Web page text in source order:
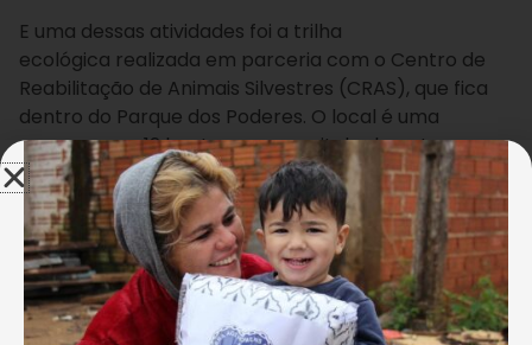
E uma dessas atividades foi a trilha
ecológica realizada em parceria com o Centro de
Reabilitação de Animais Silvestres (CRAS), que fica
dentro do Parque dos Poderes. O local é uma
reserva com 12 hectares na capital sul-mato-
grossense formado por mata nativa e várias
espécies de animais.
Genivaldo Marquiza
Durante o passeio, eles conheceram a nascente do
Córrego Prosa.